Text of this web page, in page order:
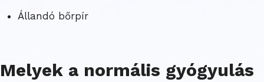
Állandó bőrpír
Melyek a normális gyógyulás